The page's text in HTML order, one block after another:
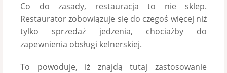
Co do zasady, restauracja to nie sklep.
Restaurator zobowiązuje się do czegoś więcej niż
tylko sprzedaż jedzenia, chociażby do
zapewnienia obsługi kelnerskiej.
To powoduje, iż znajdą tutaj zastosowanie